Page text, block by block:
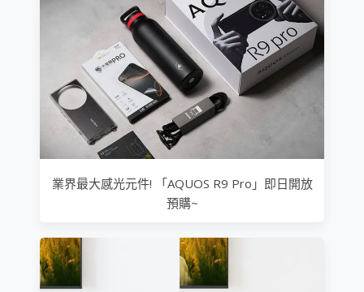
業界最大感光元件! 「AQUOS R9 Pro」即日開放
預購~